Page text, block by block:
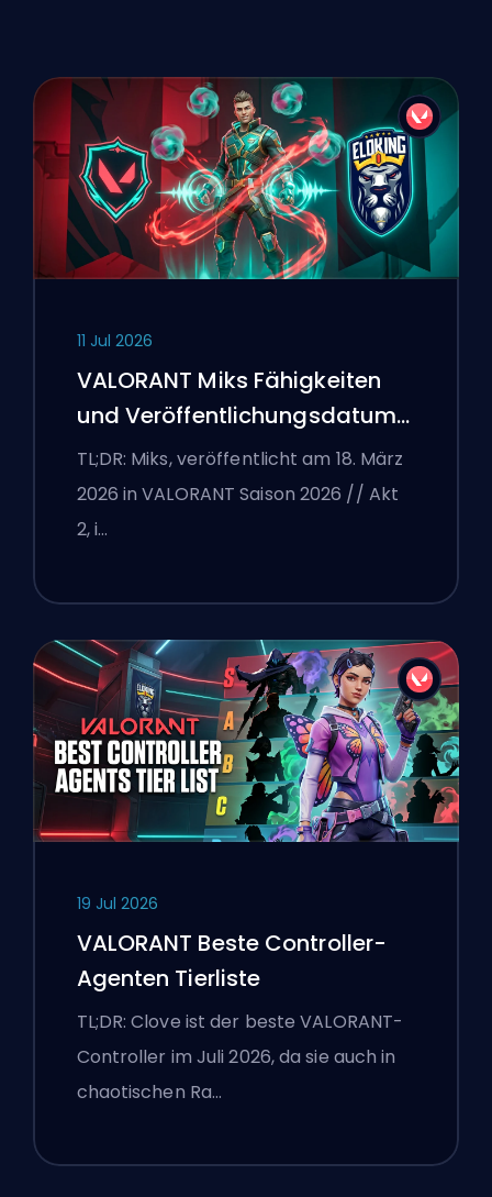
11 Jul 2026
VALORANT Miks Fähigkeiten
und Veröffentlichungsdatum
erklärt
TL;DR: Miks, veröffentlicht am 18. März
2026 in VALORANT Saison 2026 // Akt
2, i…
19 Jul 2026
VALORANT Beste Controller-
Agenten Tierliste
TL;DR: Clove ist der beste VALORANT-
Controller im Juli 2026, da sie auch in
chaotischen Ra…